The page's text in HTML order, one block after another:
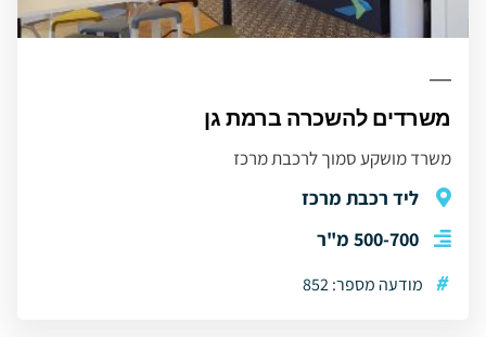
משרדים להשכרה ברמת גן
משרד מושקע סמוך לרכבת מרכז
ליד רכבת מרכז
500-700 מ"ר
# מודעה מספר: 852